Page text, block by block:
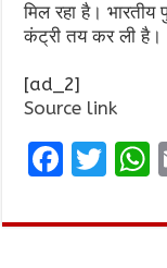
मिल रहा है।
कंट्री तय कर ली है।
[ad_2]
Source link
F
ce
T
it